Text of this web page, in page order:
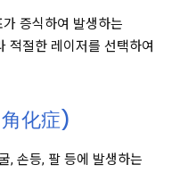
증식하여 발생하는
적절한 레이저를 선택하여
化症)
, 손등, 팔 등에 발생하는